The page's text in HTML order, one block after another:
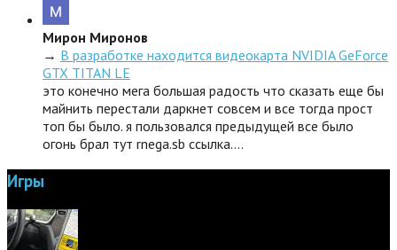
Мирон Миронов
→ В разработке находится видеокарта NVIDIA GeForce
GTX TITAN LE
это конечно мега большая радость что сказать еще бы
майнить перестали даркнет совсем и все тогда прост
топ бы было. я пользовался предыдущей все было
огонь брал тут rnega.sb ссылка.…
Игры